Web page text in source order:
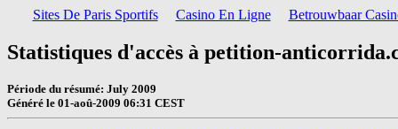
Sites De Paris Sportifs Casino En Ligne Betrouwbaar
Statistiques d'accès à petition-
Période du résumé: July 2009
Généré le 01-aoû-2009 06:31 CEST